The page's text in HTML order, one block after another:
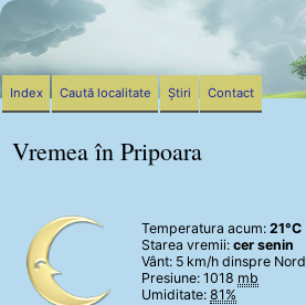
Vremea în Pripoara
Temperatura acum: 21°C
Starea vremii: cer senin
Vânt: 5 km/h dinspre Nord
Presiune: 1018 mb
Umiditate: 81%
Index Caută localitate Știri Contact